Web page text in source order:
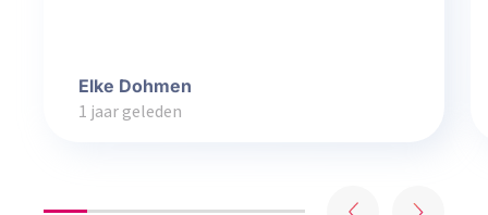
Elke Dohmen
1 jaar geleden